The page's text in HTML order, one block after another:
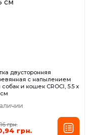
двусторонняя
с напылением
собак и кошек CROCI, 5.5 х
см
грн.
грн.